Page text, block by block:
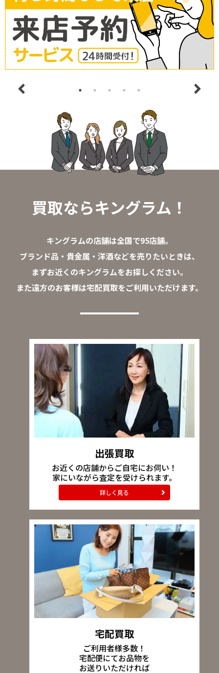
買取ならキングラム！
キングラムの店舗は全国で95店舗。
ブランド品・貴金属・洋酒などを売りたいときは、
まずお近くのキングラムをお探しください。
また遠方のお客様は宅配買取をご利用いただけます。
出張買取
お近くの店舗からご自宅にお伺い！
家にいながら査定を受けられます。
詳しく見る
宅配買取
ご利用者様多数！
宅配便にてお品物を
お送りいただければ